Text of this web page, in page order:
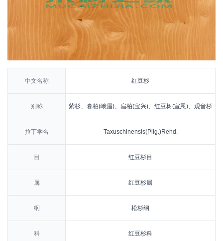
中文名称 红豆杉
别称 紫杉、卷柏(峨眉)、扁柏(宝兴)、红豆树(宣恩)、观音杉
拉丁学名 Taxuschinensis(Pilg.)Rehd.
目 红豆杉目
属 红豆杉属
纲 松杉纲
科 红豆杉科